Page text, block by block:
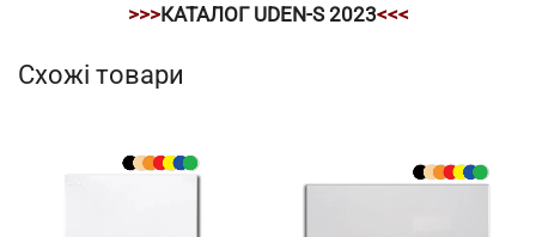
>>>КАТАЛОГ UDEN-S 2023<<<
Схожі товари